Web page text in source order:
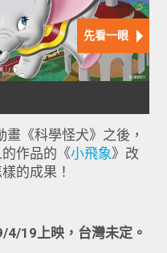
《科學怪犬》之後，
作品的《小飛象》改
的成果！
19上映，台灣未定。